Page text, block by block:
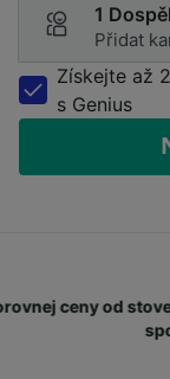
1
Přidat
Získejte až
s Genius